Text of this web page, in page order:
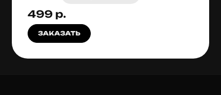
499 р.
ЗАКАЗАТЬ